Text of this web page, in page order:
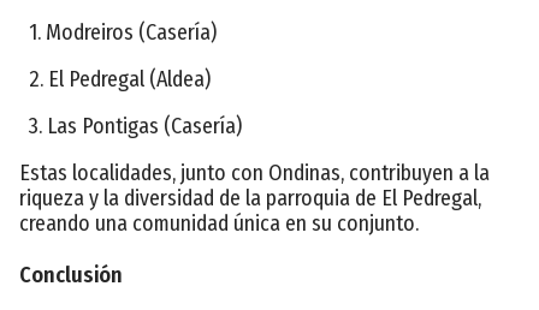
1. Modreiros (Casería)
2. El Pedregal (Aldea)
3. Las Pontigas (Casería)
Estas localidades, junto con Ondinas, contribuyen a la
riqueza y la diversidad de la parroquia de El Pedregal,
creando una comunidad única en su conjunto.
Conclusión